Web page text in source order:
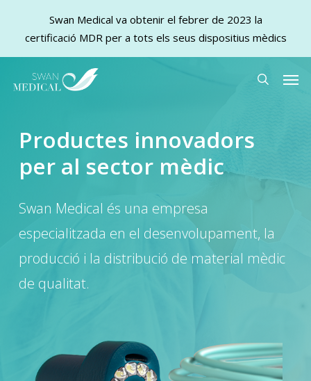
search
Productes innovadors
per al sector mèdic
Swan Medical és una empresa
especialitzada en el desenvolupament, la
producció i la distribució de material mèdic
de qualitat.
Swan Medical va obtenir el febrer de 2023 la
certificació MDR per a tots els seus dispositius mèdics